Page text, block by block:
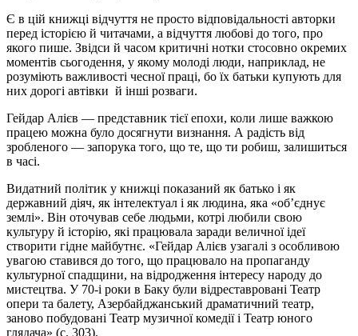
Є в цій книжці відчуття не просто відповідальності авторки
перед історією й читачами, а відчуття любові до того, про
якого пише. Звідси й часом критичні нотки стосовно окремих
моментів сьогодення, у якому молоді люди, наприклад, не
розуміють важливості чесної праці, бо їх батьки купують для
них дорогі автівки й інші розваги.
Гейдар Алієв — представник тієї епохи, коли лише важкою
працею можна було досягнути визнання. А радість від
зробленого — запорука того, що те, що ти робиш, залишиться
в часі.
Видатний політик у книжці показаний як батько і як
державний діяч, як інтелектуал і як людина, яка «об’єднує
землі». Він оточував себе людьми, котрі любили свою
культуру й історію, які працювала заради величної ідеї
створити гідне майбутнє. «Гейдар Алієв узагалі з особливою
увагою ставився до того, що працювало на пропаганду
культурної спадщини, на відродження інтересу народу до
мистецтва. У 70-і роки в Баку були відреставровані Театр
опери та балету, Азербайджанський драматичний театр,
заново побудовані Театр музичної комедії і Театр юного
глядача» (с. 303).